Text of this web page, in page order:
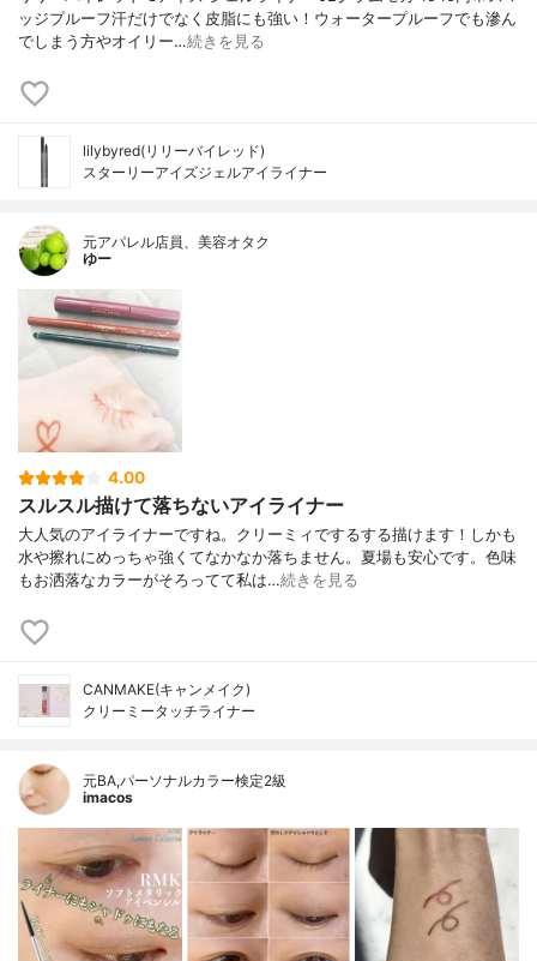
ッジプルーフ汗だけでなく皮脂にも強い！ウォータープルーフでも滲ん
でしまう方やオイリー…続きを見る
lilybyred(リリーバイレッド)
スターリーアイズジェルアイライナー
元アパレル店員、美容オタク
ゆー
4.00
スルスル描けて落ちないアイライナー
大人気のアイライナーですね。クリーミィでするする描けます！しかも
水や擦れにめっちゃ強くてなかなか落ちません。夏場も安心です。色味
もお洒落なカラーがそろってて私は…続きを見る
CANMAKE(キャンメイク)
クリーミータッチライナー
元BA,パーソナルカラー検定2級
imacos